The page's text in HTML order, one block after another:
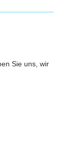
Sie uns, wir